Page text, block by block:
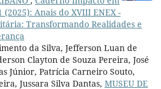
(2025): Anais do XVIII ENEX -
Transformando Realidades e
da Silva, Jefferson Luan de
Clayton de Souza Pereira, José
Júnior, Patrícia Carneiro Souto,
Jussara Silva Dantas, MUSEU DE